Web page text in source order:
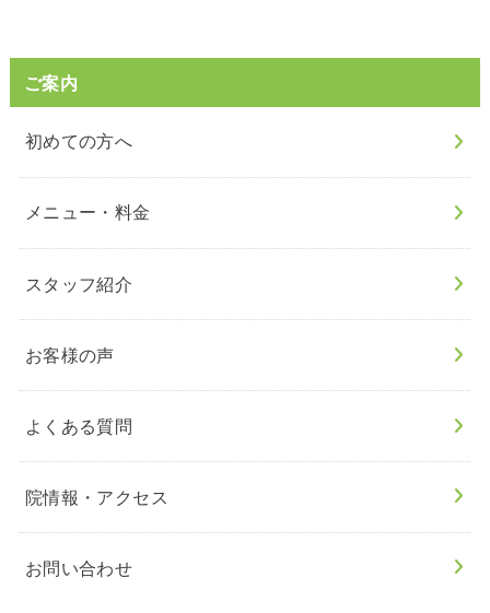
ご案内
初めての方へ
メニュー・料金
スタッフ紹介
お客様の声
よくある質問
院情報・アクセス
お問い合わせ